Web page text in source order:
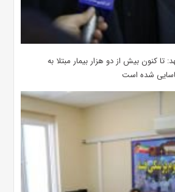
کنون بیش از دو هزار بیمار مبتلا به
شده است